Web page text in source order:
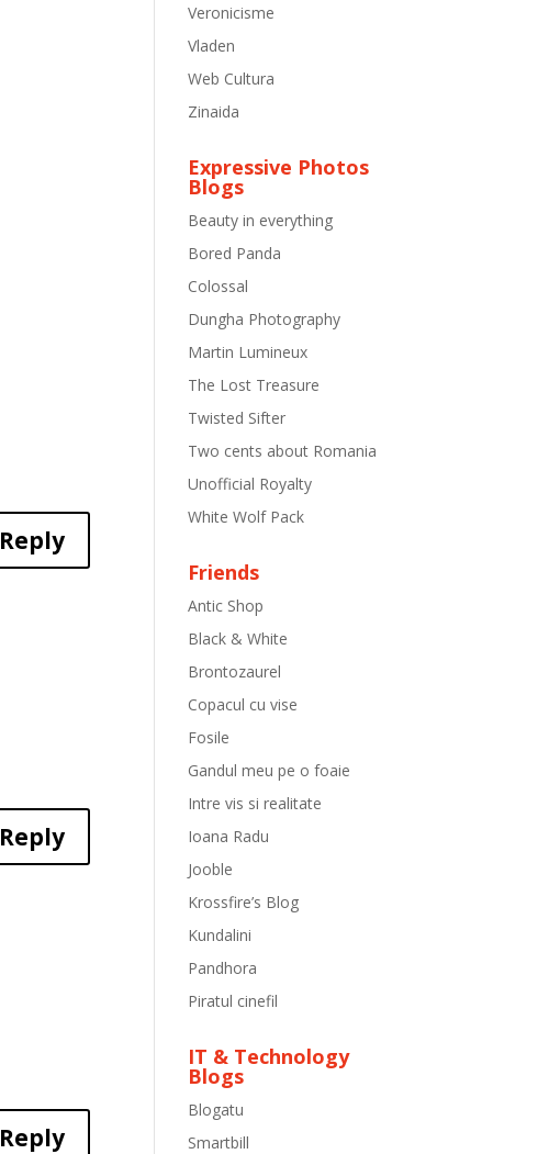
Reply
Reply
Reply
Veronicisme
Vladen
Web Cultura
Zinaida
Expressive Photos
Blogs
Beauty in everything
Bored Panda
Colossal
Dungha Photography
Martin Lumineux
The Lost Treasure
Twisted Sifter
Two cents about Romania
Unofficial Royalty
White Wolf Pack
Friends
Antic Shop
Black & White
Brontozaurel
Copacul cu vise
Fosile
Gandul meu pe o foaie
Intre vis si realitate
Ioana Radu
Jooble
Krossfire’s Blog
Kundalini
Pandhora
Piratul cinefil
IT & Technology
Blogs
Blogatu
Smartbill